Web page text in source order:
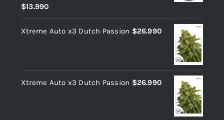
Valorado
con
2.36
de 5
$13.990
Xtreme Auto x3 Dutch Passion $26.990
Xtreme Auto x3 Dutch Passion $26.990